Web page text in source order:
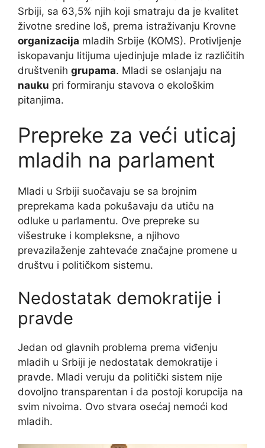
Srbiji, sa 63,5% njih koji smatraju da je kvalitet
životne sredine loš, prema istraživanju Krovne
organizacija mladih Srbije (KOMS). Protivljenje
iskopavanju litijuma ujedinjuje mlade iz različitih
društvenih grupama. Mladi se oslanjaju na
nauku pri formiranju stavova o ekološkim
pitanjima.
Prepreke za veći uticaj
mladih na parlament
Mladi u Srbiji suočavaju se sa brojnim
preprekama kada pokušavaju da utiču na
odluke u parlamentu. Ove prepreke su
višestruke i kompleksne, a njihovo
prevazilaženje zahtevaće značajne promene u
društvu i političkom sistemu.
Nedostatak demokratije i
pravde
Jedan od glavnih problema prema viđenju
mladih u Srbiji je nedostatak demokratije i
pravde. Mladi veruju da politički sistem nije
dovoljno transparentan i da postoji korupcija na
svim nivoima. Ovo stvara osećaj nemoći kod
mladih.